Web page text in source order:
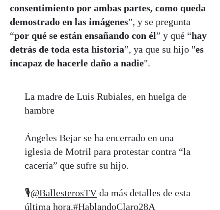
consentimiento por ambas partes, como queda
demostrado en las imágenes”, y se pregunta
“por qué se están ensañando con él” y qué “hay
detrás de toda esta historia”, ya que su hijo "es
incapaz de hacerle daño a nadie".
La madre de Luis Rubiales, en huelga de
hambre
Ángeles Bejar se ha encerrado en una
iglesia de Motril para protestar contra “la
cacería” que sufre su hijo.
🎙@BallesterosTVda más detalles de esta
última hora.#HablandoClaro28A